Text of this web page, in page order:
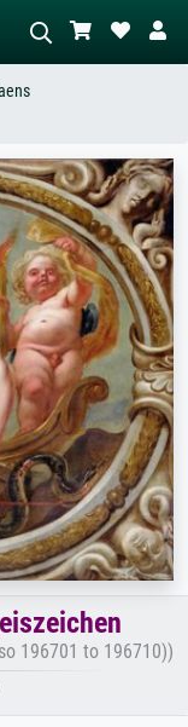
Sie die Szene – z.B. Grüne
mit viel Rot, Dunkles
Akt neben einem
Baum.
196701 to 196710))